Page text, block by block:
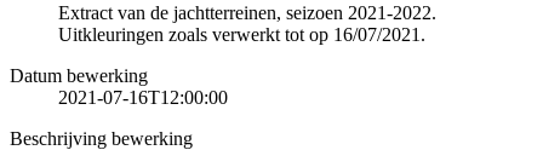
Extract van de jachtterreinen, seizoen 2021-2022.
Uitkleuringen zoals verwerkt tot op 16/07/2021.
Datum bewerking
2021-07-16T12:00:00
Beschrijving bewerking